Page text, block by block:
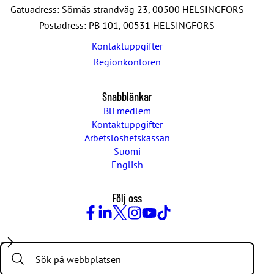
Gatuadress: Sörnäs strandväg 23, 00500 HELSINGFORS
Postadress: PB 101, 00531 HELSINGFORS
Kontaktuppgifter
Regionkontoren
Snabblänkar
Bli medlem
Kontaktuppgifter
Arbetslöshetskassan
Suomi
English
Följ oss
Search: